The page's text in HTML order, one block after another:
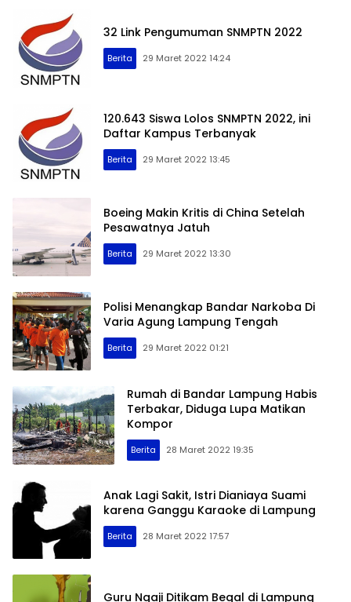
Lampung
dan
Indonesia
32 Link Pengumuman SNMPTN 2022
Berita 29 Maret 2022 14:24
120.643 Siswa Lolos SNMPTN 2022, ini
Daftar Kampus Terbanyak
Berita 29 Maret 2022 13:45
Boeing Makin Kritis di China Setelah
Pesawatnya Jatuh
Berita 29 Maret 2022 13:30
Polisi Menangkap Bandar Narkoba Di
Varia Agung Lampung Tengah
Berita 29 Maret 2022 01:21
Rumah di Bandar Lampung Habis
Terbakar, Diduga Lupa Matikan
Kompor
Berita 28 Maret 2022 19:35
Anak Lagi Sakit, Istri Dianiaya Suami
karena Ganggu Karaoke di Lampung
Berita 28 Maret 2022 17:57
Guru Ngaji Ditikam Begal di Lampung